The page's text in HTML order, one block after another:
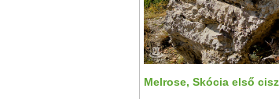
Melrose, Skócia első